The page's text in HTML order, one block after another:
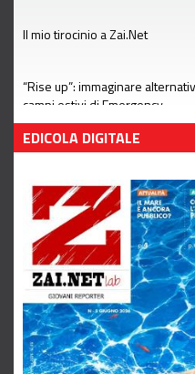
Il mio tirocinio a Zai.Net
“Rise up”: immaginare
campi estivi di Emergency
EDICOLA DIGITALE